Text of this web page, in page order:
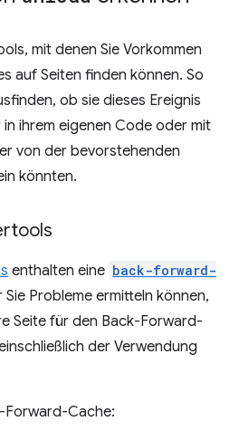
mit denen Sie Vorkommen
auf Seiten finden können. So
ob sie dieses Ereignis
ihrem eigenen Code oder mit
von der bevorstehenden
könnten.
enthalten eine back-forward-
Sie Probleme ermitteln können,
Seite für den Back-Forward-
der Verwendung
Forward-Cache: